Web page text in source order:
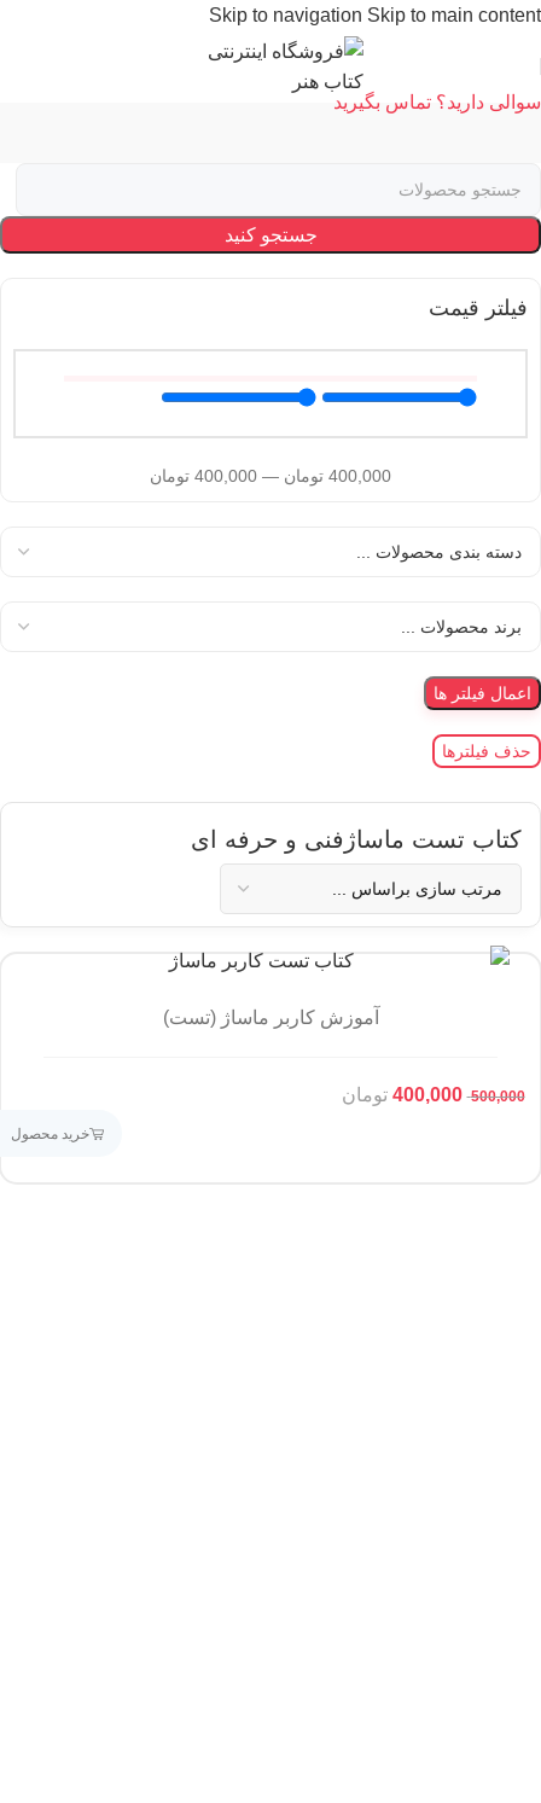
Skip to navigation Skip to main content
سوالی دارید؟ تماس بگیرید
جستجو کنید
فیلتر قیمت
400,000 تومان —
400,000 تومان
اعمال فیلتر ها
حذف فیلترها
کتاب تست ماساژفنی و حرفه ای
آموزش کاربر ماساژ (تست)
500,000
400,000 تومان
خرید محصول